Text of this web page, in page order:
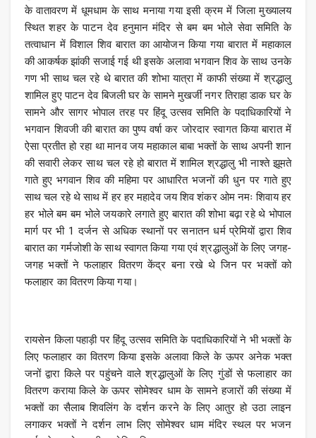
के वातावरण में धूमधाम के साथ मनाया गया इसी क्रम में जिला मुख्यालय
स्थित शहर के पाटन देव हनुमान मंदिर से बम बम भोले सेवा समिति के
तत्वाधान में विशाल शिव बारात का आयोजन किया गया बारात में महाकाल
की आकर्षक झांकी सजाई गई थी इसके अलावा भगवान शिव के साथ उनके
गण भी साथ चल रहे थे बारात की शोभा यात्रा में काफी संख्या में श्रद्धालु
शामिल हुए पाटन देव बिजली घर के सामने मुखर्जी नगर तिराहा डाक घर के
सामने और सागर भोपाल तरह पर हिंदू उत्सव समिति के पदाधिकारियों ने
भगवान शिवजी की बारात का पुष्प वर्षा कर जोरदार स्वागत किया बारात में
ऐसा प्रतीत हो रहा था मानव जय महाकाल बाबा भक्तों के साथ अपनी शान
की सवारी लेकर साथ चल रहे हो बारात में शामिल श्रद्धालु भी नाश्ते झूमते
गाते हुए भगवान शिव की महिमा पर आधारित भजनों की धुन पर गाते हुए
साथ चल रहे थे साथ में हर हर महादेव जय शिव शंकर ओम नमः शिवाय हर
हर भोले बम बम भोले जयकारे लगाते हुए बारात की शोभा बढ़ा रहे थे भोपाल
मार्ग पर भी 1 दर्जन से अधिक स्थानों पर सनातन धर्म प्रेमियों द्वारा शिव
बारात का गर्मजोशी के साथ स्वागत किया गया एवं श्रद्धालुओं के लिए जगह-
जगह भक्तों ने फलाहार वितरण केंद्र बना रखे थे जिन पर भक्तों को
फलाहार का वितरण किया गया।
रायसेन किला पहाड़ी पर हिंदू उत्सव समिति के पदाधिकारियों ने भी भक्तों के
लिए फलाहार का वितरण किया इसके अलावा किले के ऊपर अनेक भक्त
जनों द्वारा किले पर पहुंचने वाले श्रद्धालुओं के लिए गुंडों से फलाहार का
वितरण कराया किले के ऊपर सोमेश्वर धाम के सामने हजारों की संख्या में
भक्तों का सैलाब शिवलिंग के दर्शन करने के लिए आतुर हो उठा लाइन
लगाकर भक्तों ने दर्शन लाभ लिए सोमेश्वर धाम मंदिर स्थल पर भजन